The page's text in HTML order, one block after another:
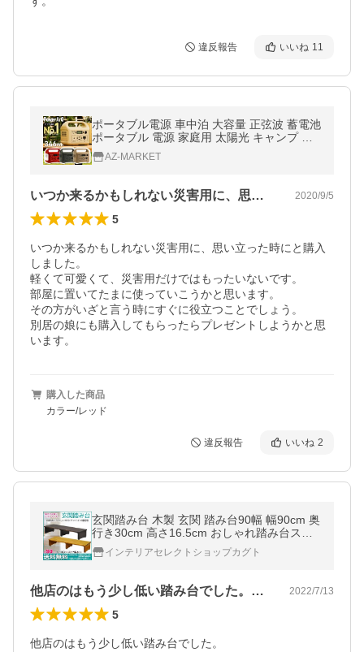
違反報告 いいね 11
ポータブル電源 車中泊 大容量 正弦波 蓄電池
ポータブル 電源 家庭用 太陽光 キャンプ 電
気毛布 ポータブルバッテリー 家庭用蓄電池
PowerArQ mini 346Wh
AZ-MARKET
いつか来るかもしれない災害用に、思い立… 2020/9/5
5
いつか来るかもしれない災害用に、思い立った時にと購入
しました。
軽くて可愛くて、災害用だけではもったいないです。
部屋に置いてたまに使っていこうかと思います。
その方がいざと言う時にすぐに役立つことでしょう。
別居の娘にも購入してもらったらプレゼントしようかと思
います。
購入した商品
カラー/レッド
違反報告 いいね 2
玄関踏み台 木製 玄関 踏み台90幅 幅90cm 奥
行き30cm 高さ16.5cm おしゃれ踏み台ステ
ップ昇降台 天然木 靴 収納 スリッパ収納 シ
ンプル かわいい (GF-9015)
インテリアセレクトショップカグト
他店のはもう少し低い踏み台でした。我が… 2022/7/13
5
他店のはもう少し低い踏み台でした。